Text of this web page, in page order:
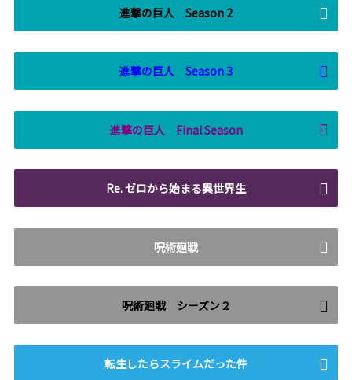
進撃の巨人 Season 2
進撃の巨人 Season 3
進撃の巨人 Final Season
Re. ゼロから始まる異世界生
呪術廻戦
呪術廻戦 シーズン２
転生したらスライムだった件